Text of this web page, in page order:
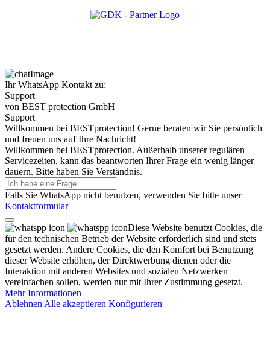
Ihr WhatsApp Kontakt zu:
Support
von BEST protection GmbH
Support
Willkommen bei BESTprotection! Gerne beraten wir Sie persönlich
und freuen uns auf Ihre Nachricht!
Willkommen bei BESTprotection. Außerhalb unserer regulären
Servicezeiten, kann das beantworten Ihrer Frage ein wenig länger
dauern. Bitte haben Sie Verständnis.
Falls Sie WhatsApp nicht benutzen, verwenden Sie bitte unser
Kontaktformular
Diese Website benutzt Cookies, die
für den technischen Betrieb der Website erforderlich sind und stets
gesetzt werden. Andere Cookies, die den Komfort bei Benutzung
dieser Website erhöhen, der Direktwerbung dienen oder die
Interaktion mit anderen Websites und sozialen Netzwerken
vereinfachen sollen, werden nur mit Ihrer Zustimmung gesetzt.
Mehr Informationen
Ablehnen Alle akzeptieren Konfigurieren